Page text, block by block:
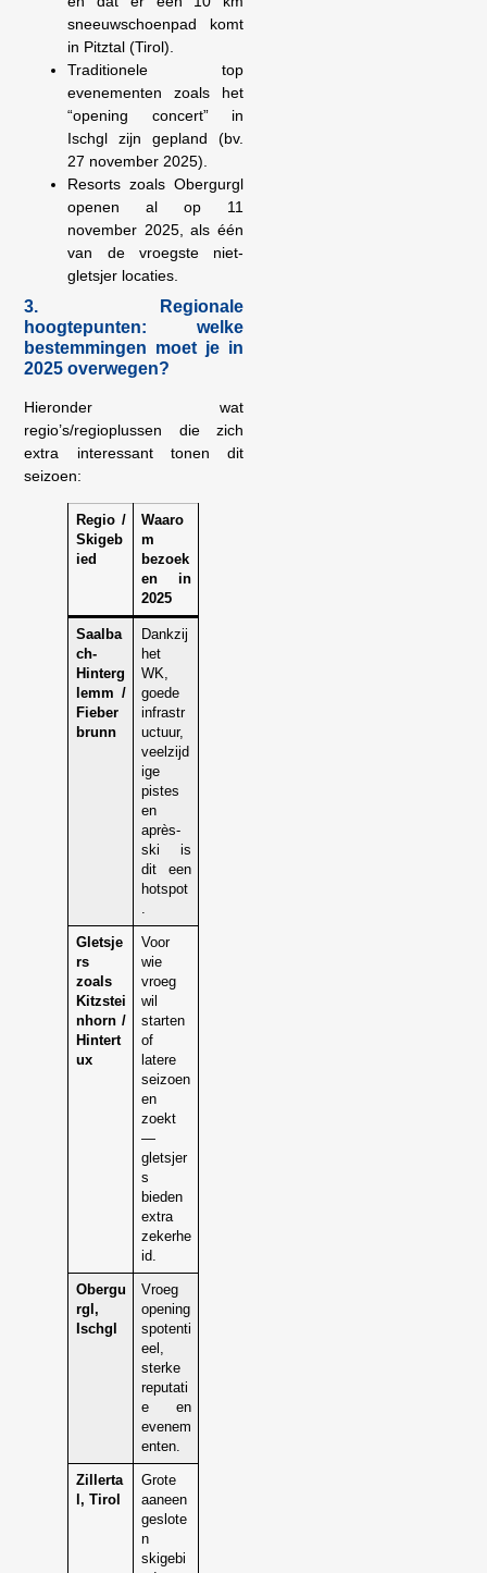
sneeuwschoenpad komt
in Pitztal (Tirol).
Traditionele top
evenementen zoals het
“opening concert” in
Ischgl zijn gepland (bv.
27 november 2025).
Resorts zoals Obergurgl
openen al op 11
november 2025, als één
van de vroegste niet-
gletsjer locaties.
3. Regionale
hoogtepunten: welke
bestemmingen moet je in
2025 overwegen?
Hieronder wat
regio’s/regioplussen die zich
extra interessant tonen dit
seizoen:
Regio /
Skigeb
ied
Waaro
m
bezoek
en in
2025
Saalba
ch-
Hinterg
lemm /
Fieber
brunn
Dankzij
het
WK,
goede
infrastr
uctuur,
veelzijd
ige
pistes
en
après-
ski is
dit een
hotspot
.
Gletsje
rs
zoals
Kitzstei
nhorn /
Hintert
ux
Voor
wie
vroeg
wil
starten
of
latere
seizoen
en
zoekt
—
gletsjer
s
bieden
extra
zekerhe
id.
Obergu
rgl,
Ischgl
Vroeg
opening
spotenti
eel,
sterke
reputati
e en
evenem
enten.
Zillerta
l, Tirol
Grote
aaneen
geslote
n
skigebi